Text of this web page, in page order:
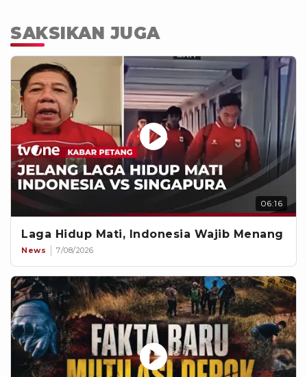
SAKSIKAN JUGA
06:16
Laga Hidup Mati, Indonesia Wajib Menang
News 7/08/2026